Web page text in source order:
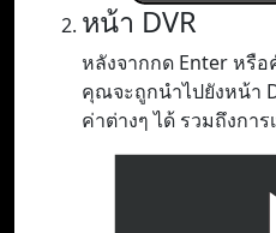
หน้า DVR
หลังจากกด Enter หรื
คุณจะถูกนำไปยังหน้า
ค่าต่างๆ ได้ รวมถึงกา